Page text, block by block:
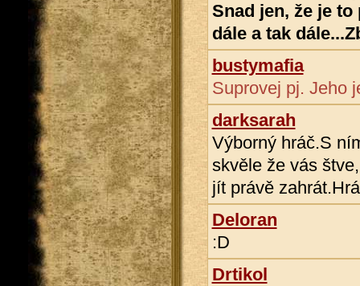
Snad jen, že je
dále a tak
bustymafia
Suprovej pj. Jeho
darksarah
Výborný hráč.S
skvěle že vás
jít právě
Deloran
:D
Drtikol